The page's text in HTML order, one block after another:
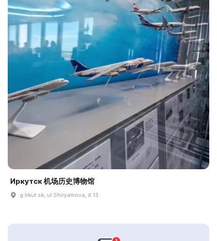
Иркутск 机场历史博物馆
g Irkut·sk, ul Shiryamova, d 13